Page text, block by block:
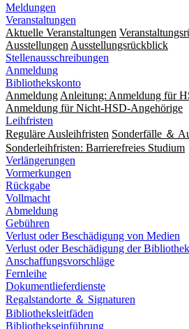
Meldungen
Veranstaltungen
Aktuelle Veranstaltungen
Ausstellungen Ausstellungsrückblick
Stellenausschreibungen
Anmeldung
Bibliothekskonto
Anmeldung Anleitung: Anmeldung für
Anmeldung für Nicht-HSD-Angehörige
Leihfristen
Reguläre Ausleihfristen Sonderfälle ＆
Sonderleihfristen: Barrierefreies Studium
Verlängerungen
Vormerkungen
Rückgabe
Vollmacht
Abmeldung
Gebühren
Verlust oder Beschädigung von Medien
Verlust oder Beschädigung der
Anschaffungsvorschläge
Fernleihe
Dokumentlieferdienste
Regalstandorte ＆ Signaturen
Bibliotheksleitfäden
Bibliothekseinführung